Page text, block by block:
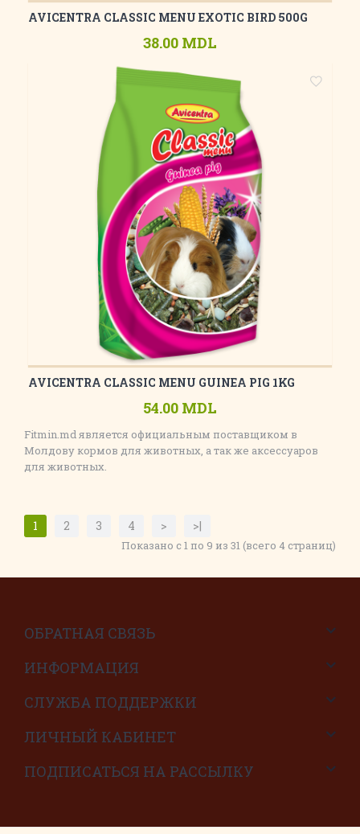
AVICENTRA CLASSIC MENU EXOTIC BIRD 500G
38.00 MDL
AVICENTRA CLASSIC MENU GUINEA PIG 1KG
54.00 MDL
Fitmin.md является официальным поставщиком в
Молдову кормов для животных, а так же аксессуаров
для животных.
1 2 3 4 > >|
Показано с 1 по 9 из 31 (всего 4 страниц)
ОБРАТНАЯ СВЯЗЬ
ИНФОРМАЦИЯ
СЛУЖБА ПОДДЕРЖКИ
ЛИЧНЫЙ КАБИНЕТ
ПОДПИСАТЬСЯ НА РАССЫЛКУ